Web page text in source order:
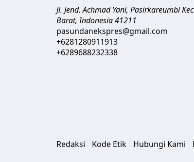
Jl. Jend. Achmad Yani, Pasirkareumbi
Barat,Indonesia41211
pasundanekspres@gmail.com
+6281280911913
+6289688232338
Redaksi Kode Etik Hubungi Kami